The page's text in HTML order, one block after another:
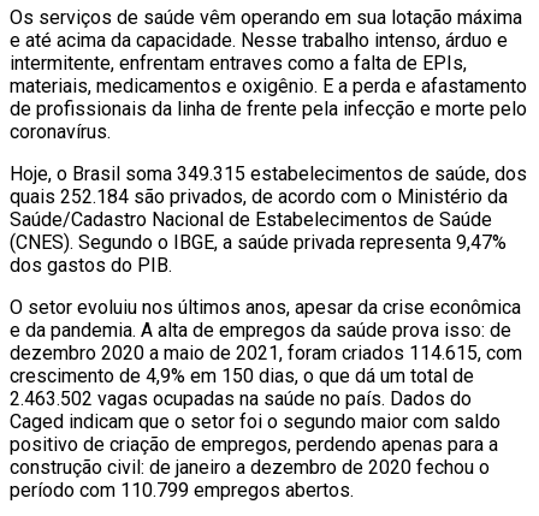
Os serviços de saúde vêm operando em sua lotação máxima
e até acima da capacidade. Nesse trabalho intenso, árduo e
intermitente, enfrentam entraves como a falta de EPIs,
materiais, medicamentos e oxigênio. E a perda e afastamento
de profissionais da linha de frente pela infecção e morte pelo
coronavírus.
Hoje, o Brasil soma 349.315 estabelecimentos de saúde, dos
quais 252.184 são privados, de acordo com o Ministério da
Saúde/Cadastro Nacional de Estabelecimentos de Saúde
(CNES). Segundo o IBGE, a saúde privada representa 9,47%
dos gastos do PIB.
O setor evoluiu nos últimos anos, apesar da crise econômica
e da pandemia. A alta de empregos da saúde prova isso: de
dezembro 2020 a maio de 2021, foram criados 114.615, com
crescimento de 4,9% em 150 dias, o que dá um total de
2.463.502 vagas ocupadas na saúde no país. Dados do
Caged indicam que o setor foi o segundo maior com saldo
positivo de criação de empregos, perdendo apenas para a
construção civil: de janeiro a dezembro de 2020 fechou o
período com 110.799 empregos abertos.